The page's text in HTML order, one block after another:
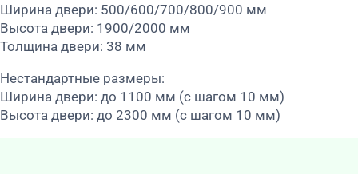
Ширина двери: 500/600/700/800/900 мм
Высота двери: 1900/2000 мм
Толщина двери: 38 мм
Нестандартные размеры:
Ширина двери: до 1100 мм (с шагом 10 мм)
Высота двери: до 2300 мм (с шагом 10 мм)